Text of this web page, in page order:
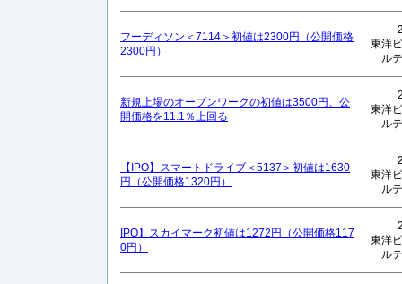
フーディソン＜7114＞初値は2300円（公開価格
2300円）
東洋
ル
新規上場のオープンワークの初値は3500円、公
開価格を11.1％上回る
東洋
ル
【IPO】スマートドライブ＜5137＞初値は1630
円（公開価格1320円）
東洋
ル
IPO】スカイマーク初値は1272円（公開価格117
0円）
東洋
ル